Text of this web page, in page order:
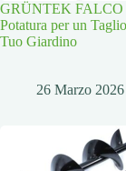
GRÜNTEK FALCO
Potatura per un
Tuo Giardino
26 Marzo 2026